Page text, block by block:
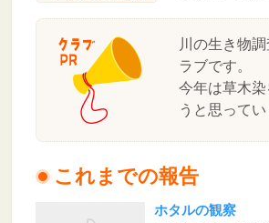
川の生き物
ラブです。
今年は草木
うと思ってい
これまでの報告
ホタルの観察